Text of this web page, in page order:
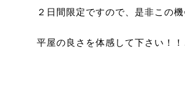
２日間限定ですので、是非この
平屋の良さを体感して下さい！